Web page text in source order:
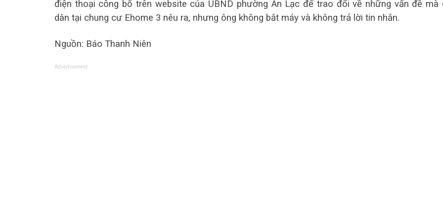
điện thoại công bố trên website của UBND phường An Lạc để trao đổi về những vấn đề mà
dân tại chung cư Ehome 3 nêu ra, nhưng ông không bắt máy và không trả lời tin nhắn.
Nguồn: Báo Thanh Niên
Advertisement